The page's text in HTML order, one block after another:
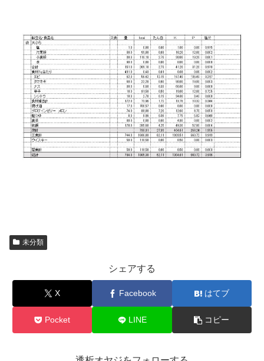
未分類
シェアする
X Facebook はてブ
Pocket LINE コピー